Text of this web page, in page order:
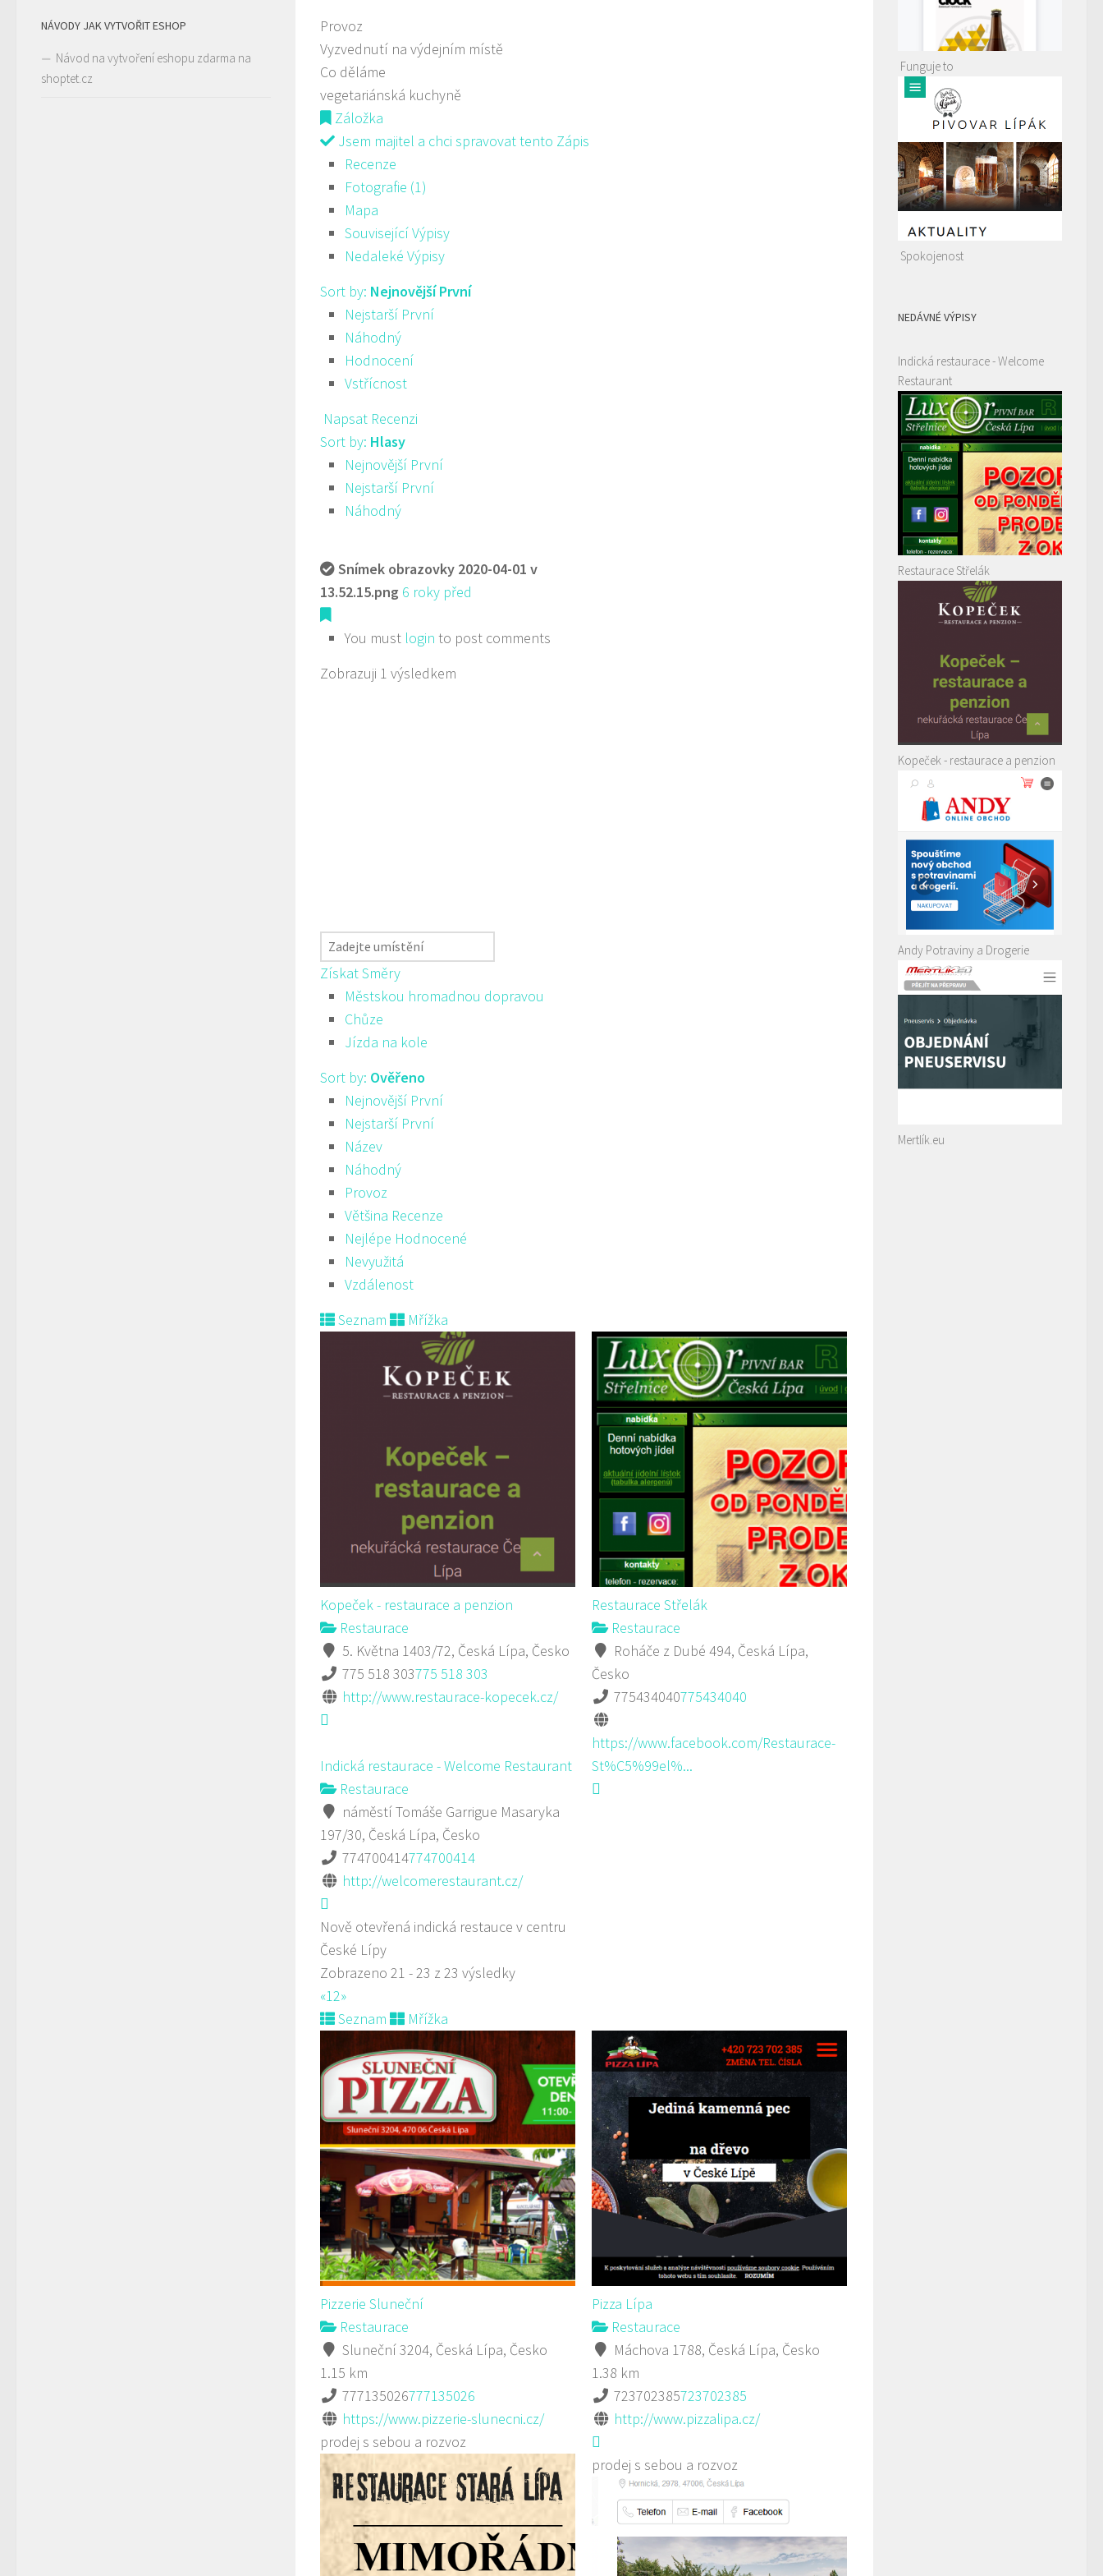
Provoz
Vyzvednutí na výdejním místě
Co děláme
vegetariánská kuchyně
Záložka
Jsem majitel a chci spravovat tento Zápis
Recenze
Fotografie (1)
Mapa
Související Výpisy
Nedaleké Výpisy
Sort by: Nejnovější První
Nejstarší První
Náhodný
Hodnocení
Vstřícnost
Napsat Recenzi
Sort by: Hlasy
Nejnovější První
Nejstarší První
Náhodný
Snímek obrazovky 2020-04-01 v
13.52.15.png 6 roky před
You must login to post comments
Zobrazuji 1 výsledkem
Získat Směry
Městskou hromadnou dopravou
Chůze
Jízda na kole
Sort by: Ověřeno
Nejnovější První
Nejstarší První
Název
Náhodný
Provoz
Většina Recenze
Nejlépe Hodnocené
Nevyužitá
Vzdálenost
Seznam
Mřížka
Kopeček - restaurace a penzion
Restaurace
5. Května 1403/72, Česká Lípa, Česko
775 518 303775 518 303
http://www.restaurace-kopecek.cz/
Restaurace Střelák
Restaurace
Roháče z Dubé 494, Česká Lípa,
Česko
775434040775434040
https://www.facebook.com/Restaurace-
St%C5%99el%...
Indická restaurace - Welcome Restaurant
Restaurace
náměstí Tomáše Garrigue Masaryka
197/30, Česká Lípa, Česko
774700414774700414
http://welcomerestaurant.cz/
Nově otevřená indická restauce v centru
České Lípy
Zobrazeno 21 - 23 z 23 výsledky
«12»
Seznam
Mřížka
Pizzerie Sluneční
Restaurace
Sluneční 3204, Česká Lípa, Česko
1.15 km
777135026777135026
https://www.pizzerie-slunecni.cz/
prodej s sebou a rozvoz
Pizza Lípa
Restaurace
Máchova 1788, Česká Lípa, Česko
1.38 km
723702385723702385
http://www.pizzalipa.cz/
prodej s sebou a rozvoz
NÁVODY JAK VYTVOŘIT ESHOP
Návod na vytvoření eshopu zdarma na
shoptet.cz
Funguje to
Spokojenost
NEDÁVNÉ VÝPISY
Indická restaurace - Welcome
Restaurant
Restaurace Střelák
Kopeček - restaurace a penzion
Andy Potraviny a Drogerie
Mertlík.eu